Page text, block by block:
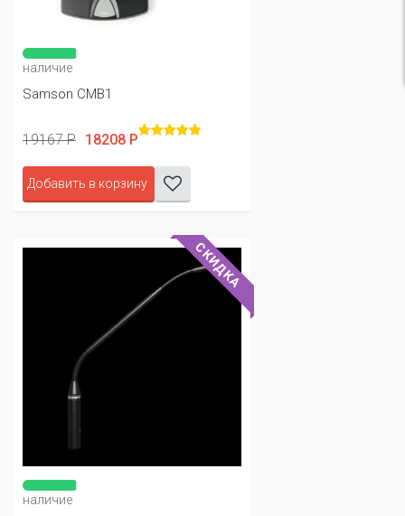
наличие
Samson CMB1
19167 Р 18208 Р
Добавить в корзину
СКИДКА
наличие